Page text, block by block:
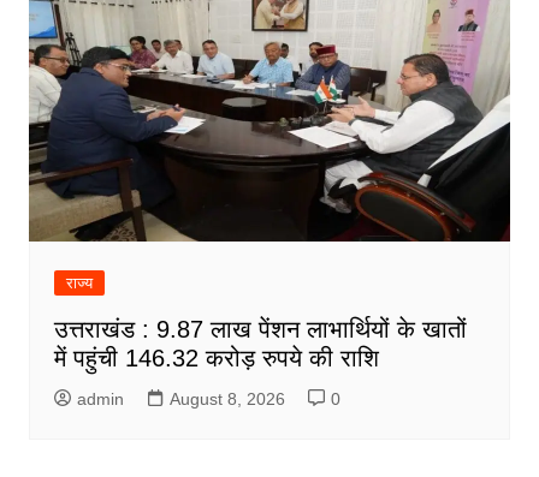
राज्य
उत्तराखंड : 9.87 लाख पेंशन लाभार्थियों के खातों
में पहुंची 146.32 करोड़ रुपये की राशि
admin August 8, 2026 0